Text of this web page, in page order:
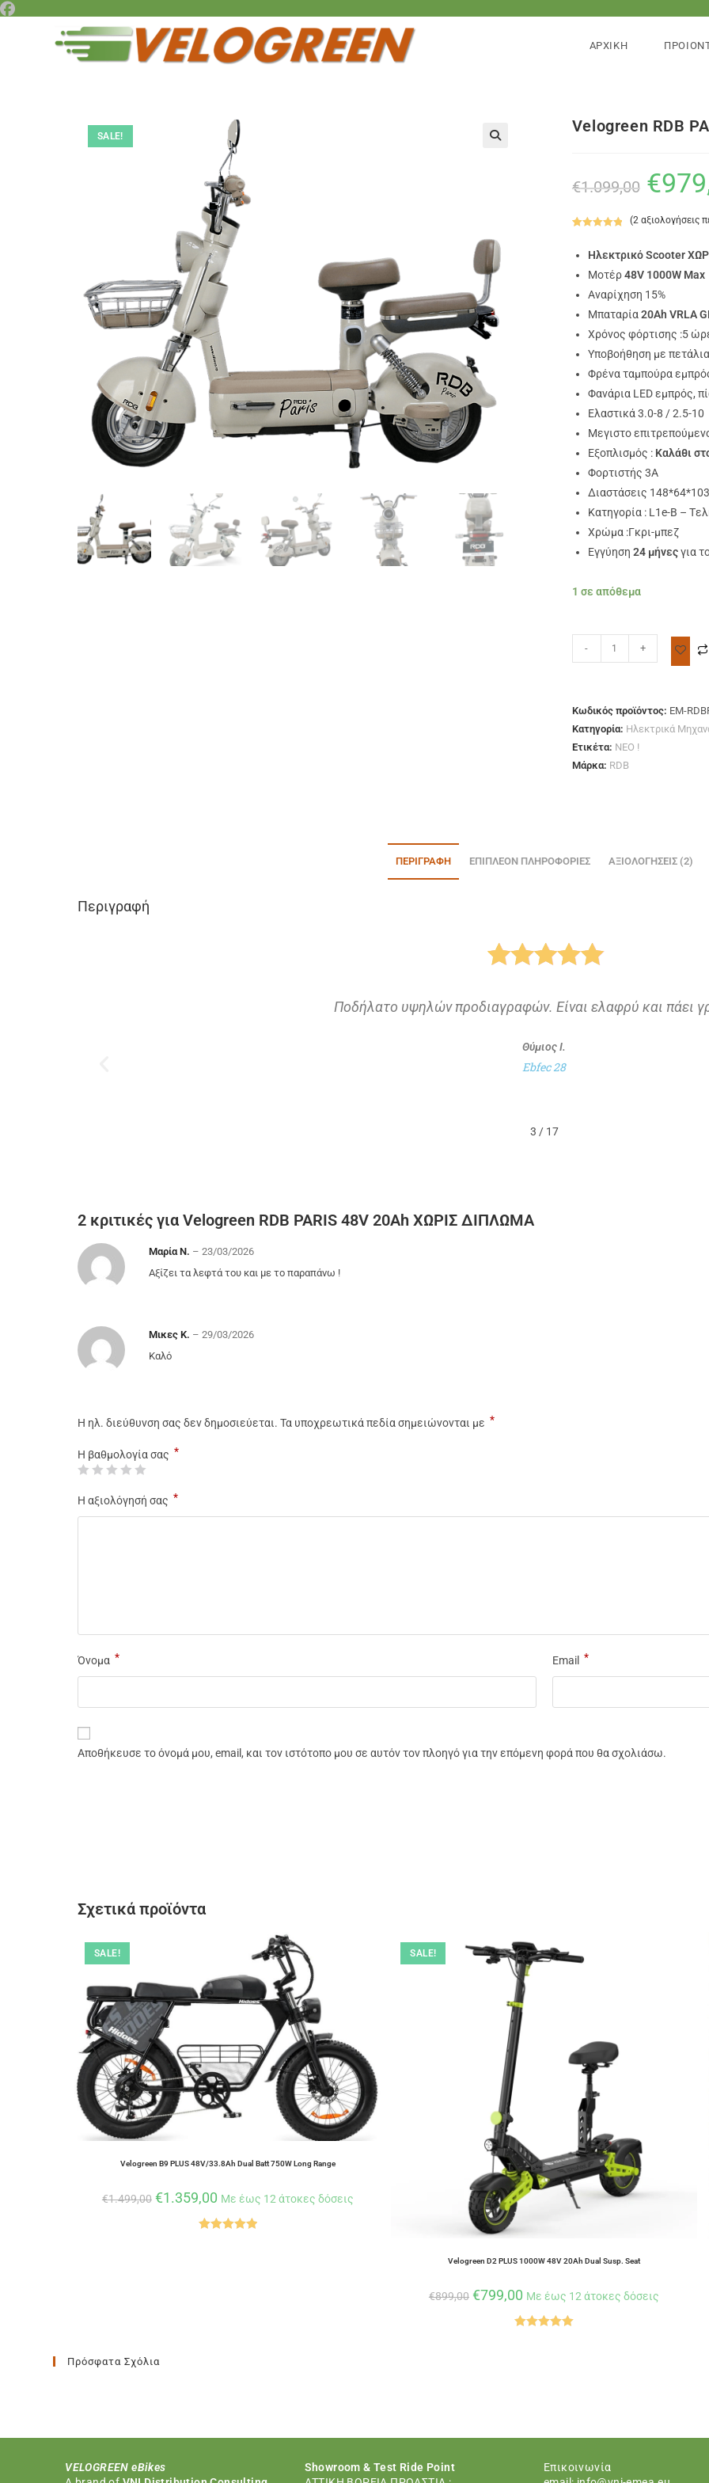
ΑΡΧΙΚΗ
SALE!
Velogreen RDB
€1.099,00 €
ηκε με5.00
βάση
βαθμολογίες
πελάτη
(2 αξιολογήσεις
Ηλεκτρικό Scooter
Mοτέρ48V 1000W Max
Αναρίχηση 15%
Μπαταρία20Ah VRLA
Χρόνος φόρτισης :5
Υποβοήθηση με
Φρένα ταμπούρα
Φανάρια LED εμπρός,
Ελαστικά 3.0-8 / 2.5-10
Μεγιστο
Εξοπλισμός : Καλάθι
Φορτιστής 3Α
Διαστάσεις
Κατηγορία : L1e-B –
Χρώμα :Γκρι-μπεζ
Εγγύηση 24 μήνεςγια
1 σε απόθεμα
- +
Κωδικός προϊόντος: EM-
Κατηγορία: Ηλεκτρικά
Ετικέτα: ΝΕΟ !
Μάρκα: RDB
ΠΕΡΙΓΡΑΦΉ ΕΠΙΠΛΈΟΝ ΠΛΗΡΟΦΟΡΊΕΣ ΑΞΙΟΛΟΓΉΣΕΙΣ (2)
Περιγραφή
Ποδήλατο υψηλών προδιαγραφών. Είναι ελαφρύ και πάει
Θύμιος Ι.
Ebfec 28
3 / 17
2 κριτικές γιαVelogreen RDB PARIS 48V 20Ah ΧΩΡΙΣ ΔΙΠΛΩΜΑ
Μαρία Ν. – 23/03/2026
Αξίζει τα λεφτά του και με το παραπάνω !
Μικες Κ. – 29/03/2026
Καλό
Η ηλ. διεύθυνση σας δεν δημοσιεύεται. Τα υποχρεωτικά πεδία σημειώνονται με *
Η βαθμολογία σας *
Η αξιολόγησή σας *
Όνομα * Email *
Αποθήκευσε το όνομά μου, email, και τον ιστότοπο μου σε αυτόν τον πλοηγό για την επόμενη φορά που θα σχολιάσω.
Σχετικά προϊόντα
SALE!
Velogreen B9 PLUS 48V/33.8Ah Dual Batt 750W Long Range
€1.499,00 €1.359,00 Με έως 12 άτοκες δόσεις
SALE!
Velogreen D2 PLUS 1000W 48V 20Ah Dual Susp. Seat
€899,00 €799,00 Με έως 12 άτοκες δόσεις
Πρόσφατα Σχόλια
VELOGREEN eBikes
Showroom & Test Ride Point
Eπικοινωνία